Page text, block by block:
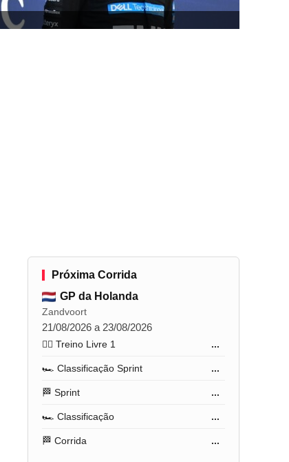
Próxima Corrida
GP da Holanda
Zandvoort
21/08/2026 a 23/08/2026
🏋️‍♂️ Treino Livre 1 ...
🏎️ Classificação Sprint ...
🏁 Sprint ...
🏎️ Classificação ...
🏁 Corrida ...